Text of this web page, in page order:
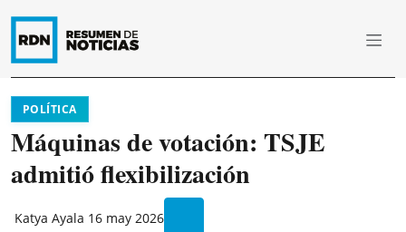
POLÍTICA
Máquinas de votación: TSJE
admitió flexibilización
Katya Ayala 16 may 2026